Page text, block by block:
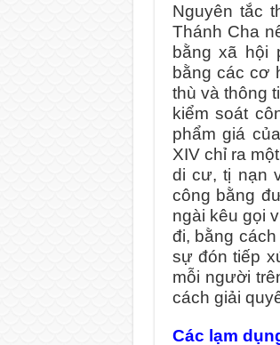
Nguyên tắc
Thánh Cha
bằng xã hội
bằng các cơ
thù và thông
kiểm soát
phẩm giá
XIV chỉ ra
di cư, tị nạn
công bằng
ngài kêu gọi
đi, bằng
sự đón tiếp
mỗi người
cách giải
Các lạm